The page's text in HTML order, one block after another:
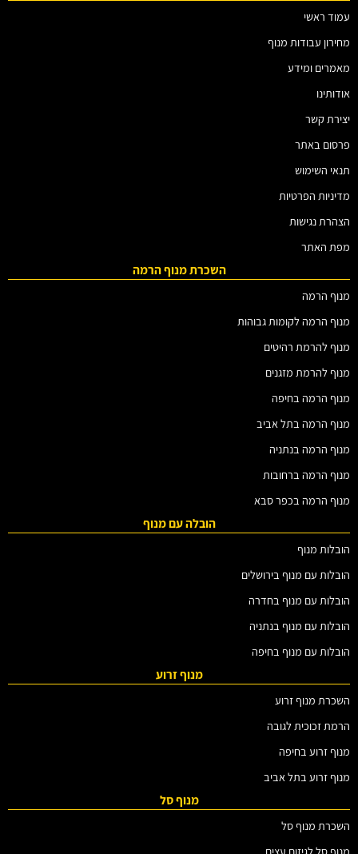
עמוד ראשי
מחירון עבודות מנוף
מאמרים ומידע
אודותינו
יצירת קשר
פרסום באתר
תנאי השימוש
מדיניות הפרטיות
הצהרת נגישות
מפת האתר
השכרת מנוף הרמה
מנוף הרמה
מנוף הרמה לקומות גבוהות
מנוף להרמת רהיטים
מנוף להרמת מזגנים
מנוף הרמה בחיפה
מנוף הרמה בתל אביב
מנוף הרמה בנתניה
מנוף הרמה ברחובות
מנוף הרמה בכפר סבא
הובלה עם מנוף
הובלות מנוף
הובלות עם מנוף בירושלים
הובלות עם מנוף בחדרה
הובלות עם מנוף בנתניה
הובלות עם מנוף בחיפה
מנוף זרוע
השכרת מנוף זרוע
הרמת זכוכית לגובה
מנוף זרוע בחיפה
מנוף זרוע בתל אביב
מנוף סל
השכרת מנוף סל